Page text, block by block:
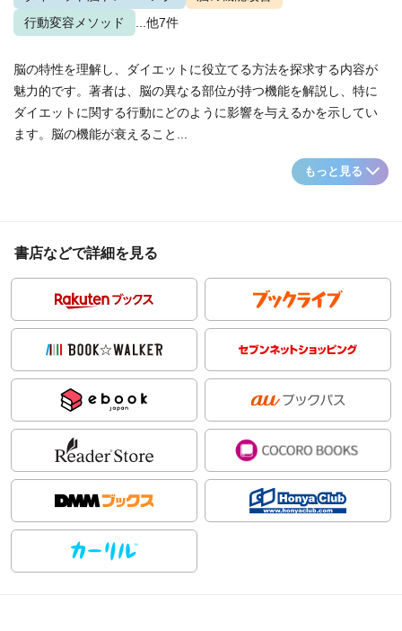
行動変容メソッド
...他7件
脳の特性を理解し、ダイエットに役立てる方法を探求する内容が
魅力的です。著者は、脳の異なる部位が持つ機能を解説し、特に
ダイエットに関する行動にどのように影響を与えるかを示してい
ます。脳の機能が衰えること...
もっと見る
書店などで詳細を見る